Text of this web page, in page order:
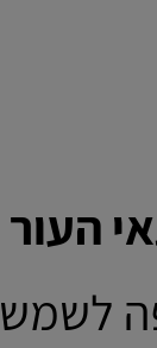
העור
לשמש